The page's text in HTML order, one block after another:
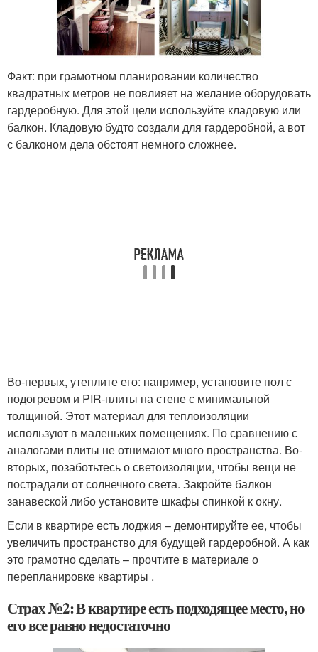
Факт: при грамотном планировании количество
квадратных метров не повлияет на желание оборудовать
гардеробную. Для этой цели используйте кладовую или
балкон. Кладовую будто создали для гардеробной, а вот
с балконом дела обстоят немного сложнее.
Во-первых, утеплите его: например, установите пол с
подогревом и PIR-плиты на стене с минимальной
толщиной. Этот материал для теплоизоляции
используют в маленьких помещениях. По сравнению с
аналогами плиты не отнимают много пространства. Во-
вторых, позаботьтесь о светоизоляции, чтобы вещи не
пострадали от солнечного света. Закройте балкон
занавеской либо установите шкафы спинкой к окну.
Если в квартире есть лоджия – демонтируйте ее, чтобы
увеличить пространство для будущей гардеробной. А как
это грамотно сделать – прочтите в материале о
перепланировке квартиры .
Страх №2: В квартире есть подходящее место, но
его все равно недостаточно